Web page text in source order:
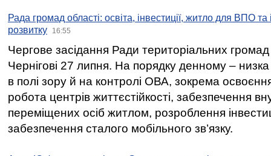
Рада громад області: освіта, інвестиції, житло для ВПО
розвитку
16:55
Чергове засідання Ради територіальних громад
Чернігові 27 липня. На порядку денному –
в полі зору й на контролі ОВА, зокрема освоєння
робота центрів життєстійкості, забезпечення
переміщених осіб житлом, розроблення
забезпечення сталого мобільного зв’язку.